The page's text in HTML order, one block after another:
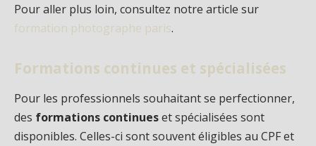
Pour aller plus loin, consultez notre article sur
formation photographe paris.
Formations continues et spécialisées
Pour les professionnels souhaitant se perfectionner,
des formations continueset spécialisées sont
disponibles. Celles-ci sont souvent éligibles au CPF et